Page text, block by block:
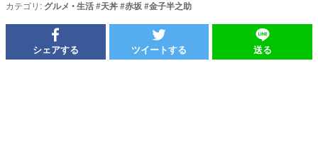
カテゴリ: グルメ •生活#天丼#赤坂#金子半之助
シェアする ツイートする 送る